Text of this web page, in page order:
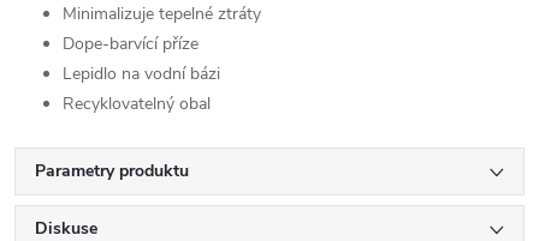
Minimalizuje tepelné ztráty
Dope-barvící příze
Lepidlo na vodní bázi
Recyklovatelný obal
Parametry produktu
Diskuse